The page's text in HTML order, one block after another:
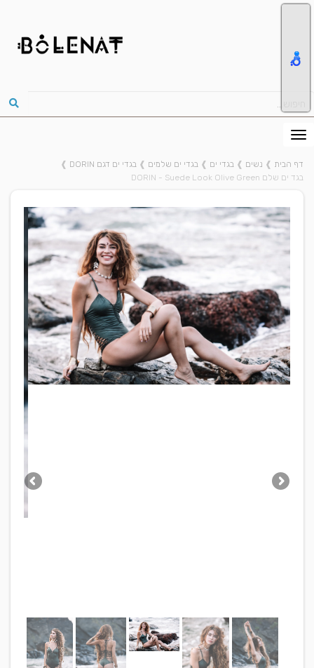
דף הבית ❱ נשים ❱ בגדי ים ❱ בגדי ים שלמים ❱ בגדי ים דגם DORIN
❱
בגד ים שלם DORIN - Suede Look Olive Green